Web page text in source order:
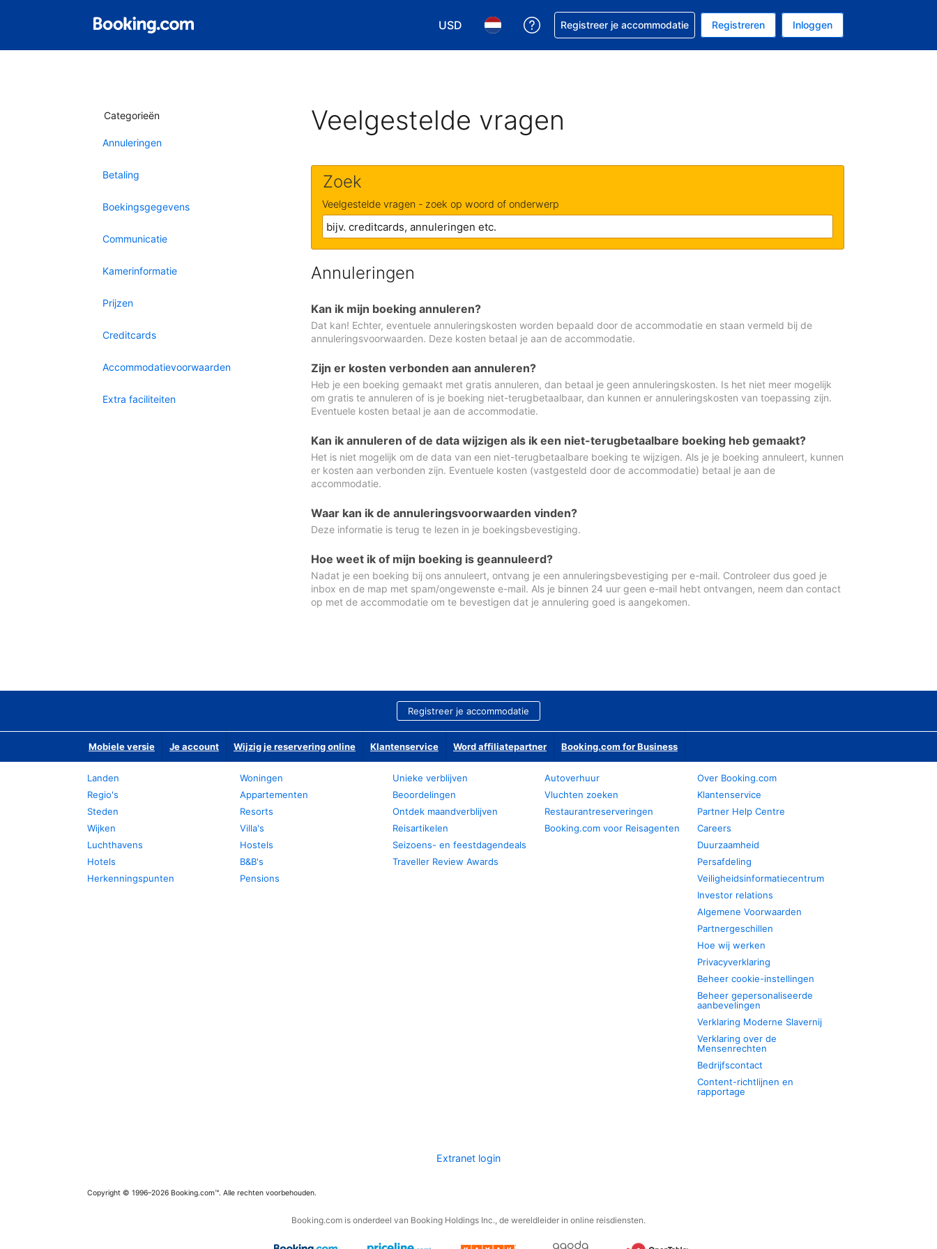
USD
Kies je valuta. Je huidige valuta is Amerikaanse dollar
Kies je taal. Je huidige taal is Nederlands
Krijg hulp bij je reservering
Registreer je accommodatie Registreren Inloggen
Categorieën
Annuleringen
Betaling
Boekingsgegevens
Communicatie
Kamerinformatie
Prijzen
Creditcards
Accommodatievoorwaarden
Extra faciliteiten
Veelgestelde vragen
Zoek
Veelgestelde vragen - zoek op woord of onderwerp
Annuleringen
Kan ik mijn boeking annuleren?
Dat kan! Echter, eventuele annuleringskosten worden bepaald door de accommodatie en staan vermeld bij de
annuleringsvoorwaarden. Deze kosten betaal je aan de accommodatie.
Zijn er kosten verbonden aan annuleren?
Heb je een boeking gemaakt met gratis annuleren, dan betaal je geen annuleringskosten. Is het niet meer mogelijk
om gratis te annuleren of is je boeking niet-terugbetaalbaar, dan kunnen er annuleringskosten van toepassing zijn.
Eventuele kosten betaal je aan de accommodatie.
Kan ik annuleren of de data wijzigen als ik een niet-terugbetaalbare boeking heb gemaakt?
Het is niet mogelijk om de data van een niet-terugbetaalbare boeking te wijzigen. Als je je boeking annuleert, kunnen
er kosten aan verbonden zijn. Eventuele kosten (vastgesteld door de accommodatie) betaal je aan de
accommodatie.
Waar kan ik de annuleringsvoorwaarden vinden?
Deze informatie is terug te lezen in je boekingsbevestiging.
Hoe weet ik of mijn boeking is geannuleerd?
Nadat je een boeking bij ons annuleert, ontvang je een annuleringsbevestiging per e-mail. Controleer dus goed je
inbox en de map met spam/ongewenste e-mail. Als je binnen 24 uur geen e-mail hebt ontvangen, neem dan contact
op met de accommodatie om te bevestigen dat je annulering goed is aangekomen.
Registreer je accommodatie
Mobiele versie Je account Wijzig je reservering online Klantenservice Word affiliatepartner Booking.com for Business
Landen
Regio's
Steden
Wijken
Luchthavens
Hotels
Herkenningspunten
Woningen
Appartementen
Resorts
Villa's
Hostels
B&B's
Pensions
Unieke verblijven
Beoordelingen
Ontdek maandverblijven
Reisartikelen
Seizoens- en feestdagendeals
Traveller Review Awards
Autoverhuur
Vluchten zoeken
Restaurantreserveringen
Booking.com voor Reisagenten
Over Booking.com
Klantenservice
Partner Help Centre
Careers
Duurzaamheid
Persafdeling
Veiligheidsinformatiecentrum
Investor relations
Algemene Voorwaarden
Partnergeschillen
Hoe wij werken
Privacyverklaring
Beheer cookie-instellingen
Beheer gepersonaliseerde
aanbevelingen
Verklaring Moderne Slavernij
Verklaring over de
Mensenrechten
Bedrijfscontact
Content-richtlijnen en
rapportage
Extranet login
Copyright © 1996–2026 Booking.com™. Alle rechten voorbehouden.
Booking.com is onderdeel van Booking Holdings Inc., de wereldleider in online reisdiensten.